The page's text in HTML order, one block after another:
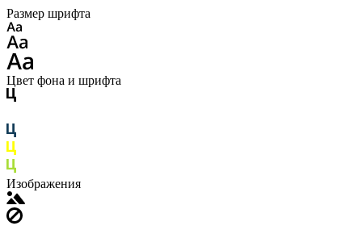
Размер шрифта
Цвет фона и шрифта
Изображения